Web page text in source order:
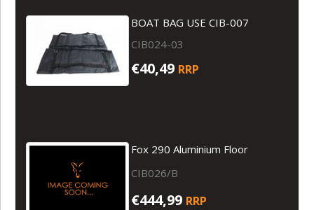
BOAT BAG USE CIB-007
CIB024-03
€40,49 RRP
Fox 290 Aluminium Floor
CIB026/B
€444,99 RRP